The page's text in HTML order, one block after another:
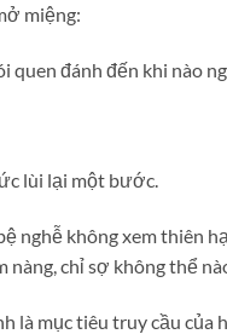
miệng:
đánh đến khi nào
lùi lại một bước.
nghễ không xem thiên
nàng, chỉ sợ không thể
là mục tiêu truy cầu của